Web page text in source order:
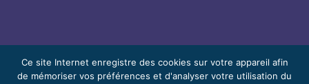
Ce site Internet enregistre des cookies sur votre appareil afin
de mémoriser vos préférences et d'analyser votre utilisation du